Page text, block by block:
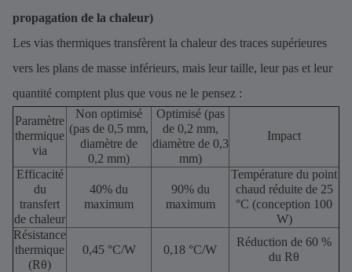
propagation de la chaleur)
Les vias thermiques transfèrent la chaleur des traces supérieures
vers les plans de masse inférieurs, mais leur taille, leur pas et leur
quantité comptent plus que vous ne le pensez :
Paramètre
thermique
via
Non optimisé
(pas de 0,5 mm,
diamètre de
0,2 mm)
Optimisé (pas
de 0,2 mm,
diamètre de 0,3
mm)
Impact
Efficacité
du
transfert
de chaleur
40% du
maximum
90% du
maximum
Température du point
chaud réduite de 25
°C (conception 100
W)
Résistance
thermique
(Rθ)
0,45 °C/W 0,18 °C/W
Réduction de 60 %
du Rθ